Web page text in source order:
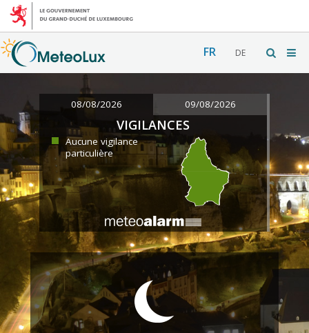
FR DE
08/08/2026 09/08/2026
VIGILANCES
Aucune vigilance
particulière